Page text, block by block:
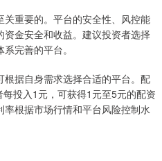
重要的。平台的安全性、风控能
金安全和收益。建议投资者选择
完善的平台。
据自身需求选择合适的平台。配
投入1元，可获得1元至5元的配资
根据市场行情和平台风险控制水